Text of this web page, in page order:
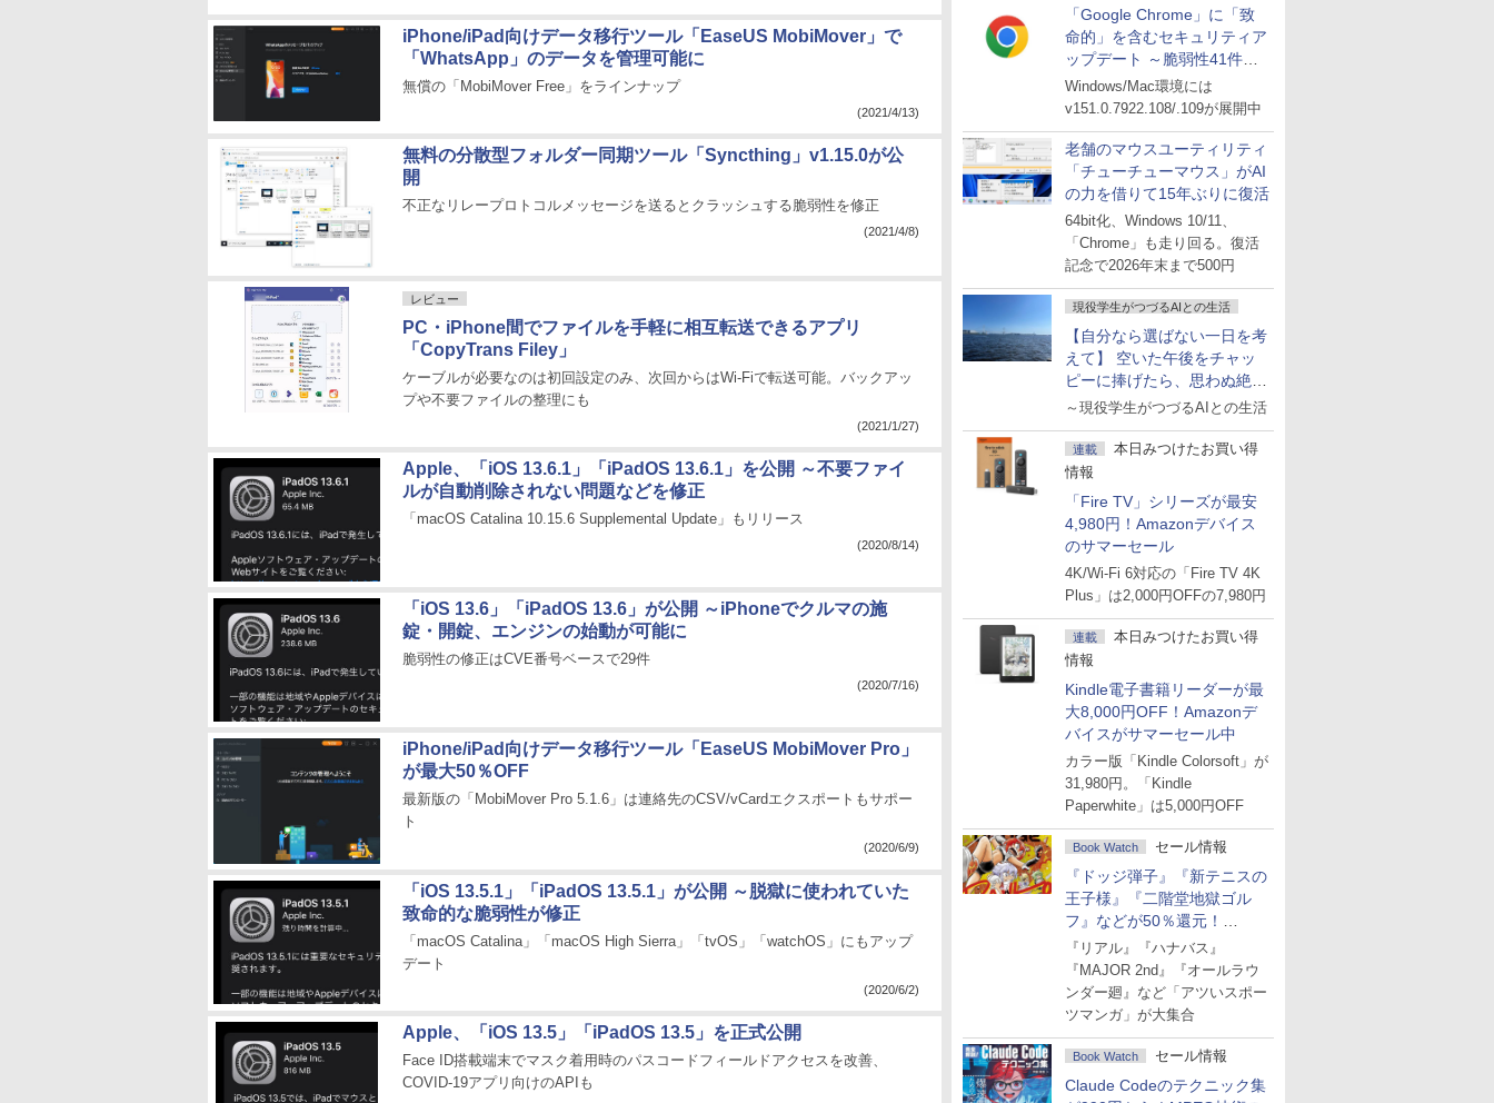
「Google Chrome」に「致
命的」を含むセキュリティア
ップデート ～脆弱性41件に
対処
Windows/Mac環境には
v151.0.7922.108/.109が展開中
老舗のマウスユーティリティ
「チューチューマウス」がAI
の力を借りて15年ぶりに復活
64bit化、Windows 10/11、
「Chrome」も走り回る。復活
記念で2026年末まで500円
現役学生がつづるAIとの生活
【自分なら選ばない一日を考
えて】 空いた午後をチャッ
ピーに捧げたら、思わぬ絶景
に出会った話
～現役学生がつづるAIとの生活
連載
本日みつけたお買い得
情報
「Fire TV」シリーズが最安
4,980円！Amazonデバイス
のサマーセール
4K/Wi-Fi 6対応の「Fire TV 4K
Plus」は2,000円OFFの7,980円
連載
本日みつけたお買い得
情報
Kindle電子書籍リーダーが最
大8,000円OFF！Amazonデ
バイスがサマーセール中
カラー版「Kindle Colorsoft」が
31,980円。「Kindle
Paperwhite」は5,000円OFF
Book Watch セール情報
『ドッジ弾子』『新テニスの
王子様』『二階堂地獄ゴル
フ』などが50％還元！
Amazonマンガ週末セール
『リアル』『ハナバス』
『MAJOR 2nd』『オールラウ
ンダー廻』など「アツいスポー
ツマンガ」が大集合
Book Watch セール情報
Claude Codeのテクニック集
iPhone/iPad向けデータ移行ツール「EaseUS MobiMover」で
「WhatsApp」のデータを管理可能に
無償の「MobiMover Free」をラインナップ
(2021/4/13)
無料の分散型フォルダー同期ツール「Syncthing」v1.15.0が公
開
不正なリレープロトコルメッセージを送るとクラッシュする脆弱性を修正
(2021/4/8)
レビュー
PC・iPhone間でファイルを手軽に相互転送できるアプリ
「CopyTrans Filey」
ケーブルが必要なのは初回設定のみ、次回からはWi-Fiで転送可能。バックアッ
プや不要ファイルの整理にも
(2021/1/27)
Apple、「iOS 13.6.1」「iPadOS 13.6.1」を公開 ～不要ファイ
ルが自動削除されない問題などを修正
「macOS Catalina 10.15.6 Supplemental Update」もリリース
(2020/8/14)
「iOS 13.6」「iPadOS 13.6」が公開 ～iPhoneでクルマの施
錠・開錠、エンジンの始動が可能に
脆弱性の修正はCVE番号ベースで29件
(2020/7/16)
iPhone/iPad向けデータ移行ツール「EaseUS MobiMover Pro」
が最大50％OFF
最新版の「MobiMover Pro 5.1.6」は連絡先のCSV/vCardエクスポートもサポー
ト
(2020/6/9)
「iOS 13.5.1」「iPadOS 13.5.1」が公開 ～脱獄に使われていた
致命的な脆弱性が修正
「macOS Catalina」「macOS High Sierra」「tvOS」「watchOS」にもアップ
デート
(2020/6/2)
Apple、「iOS 13.5」「iPadOS 13.5」を正式公開
Face ID搭載端末でマスク着用時のパスコードフィールドアクセスを改善、
COVID-19アプリ向けのAPIも